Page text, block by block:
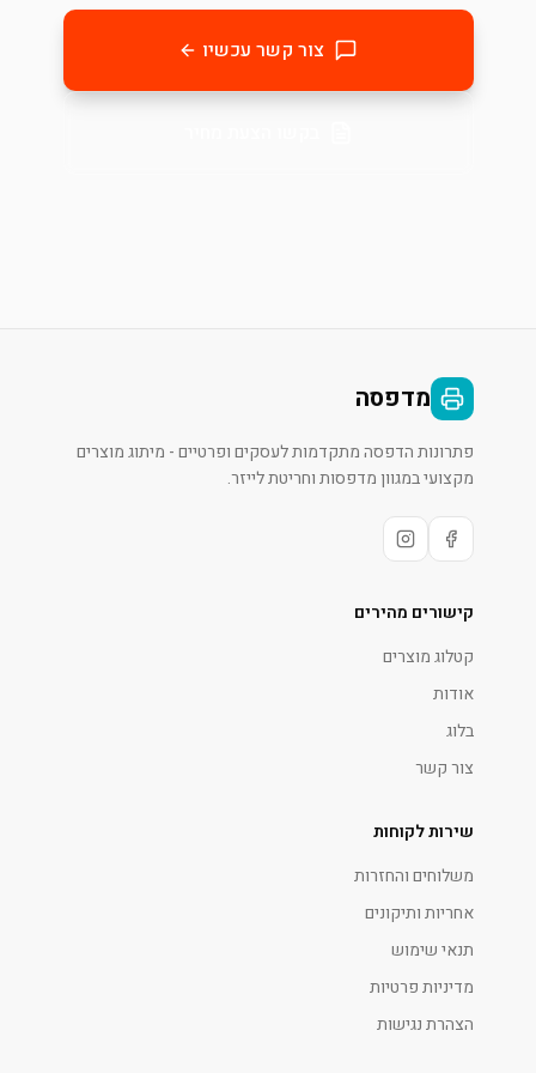
צור קשר עכשיו
מדפסה
פתרונות הדפסה מתקדמות לעסקים ופרטיים - מיתוג מוצרים
מקצועי במגוון מדפסות וחריטת לייזר.
קישורים מהירים
קטלוג מוצרים
אודות
בלוג
צור קשר
שירות לקוחות
משלוחים והחזרות
אחריות ותיקונים
תנאי שימוש
מדיניות פרטיות
הצהרת נגישות